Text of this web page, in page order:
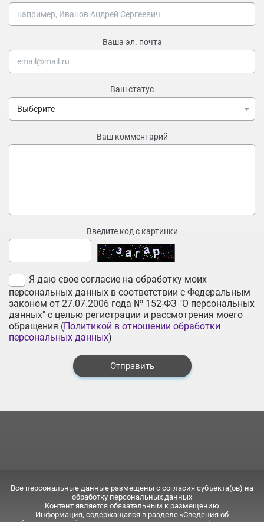
Ваша эл. почта
Ваш статус
Ваш комментарий
Введите код с картинки
Я даю свое согласие на обработку моих
персональных данных в соответствии с Федеральным
законом от 27.07.2006 года № 152-ФЗ "О персональных
данных" с целью регистрации и рассмотрения моего
обращения (Политикой в отношении обработки
персональных данных)
Отправить
Все персональные данные размещены с согласия субъекта(ов) на
обработку персональных данных
Контент является обязательным к размещению
Информация, содержащаяся в разделе «Сведения об